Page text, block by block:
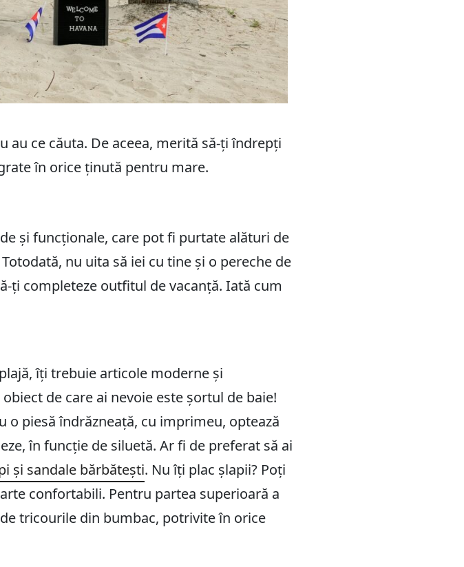
au ce căuta. De aceea, merită să-ți îndrepți
în orice ținută pentru mare.
și funcționale, care pot fi purtate alături de
nu uita să iei cu tine și o pereche de
ți completeze outfitul de vacanță. Iată cum
îți trebuie articole moderne și
de care ai nevoie este șortul de baie!
piesă îndrăzneață, cu imprimeu, optează
în funcție de siluetă. Ar fi de preferat să ai
și sandale bărbătești. Nu îți plac șlapii? Poți
confortabili. Pentru partea superioară a
tricourile din bumbac, potrivite în orice